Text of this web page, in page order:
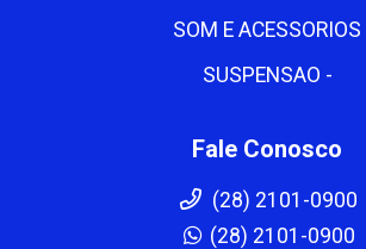
SOM E ACESSORIOS
SUSPENSAO -
Fale Conosco
(28) 2101-0900
(28) 2101-0900